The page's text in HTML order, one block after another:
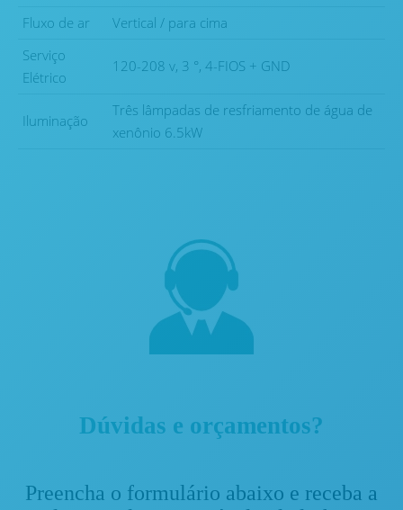
Fluxo de ar
Vertical / para cima
Serviço
Elétrico
120-208 v, 3 °, 4-FIOS + GND
Iluminação
Três lâmpadas de resfriamento de água de
xenônio 6.5kW
Dúvidas e orçamentos?
Preencha o formulário abaixo e receba a